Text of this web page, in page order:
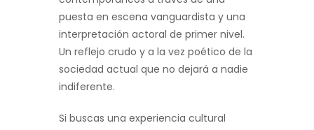
puesta en escena vanguardista y una
interpretación actoral de primer nivel.
Un reflejo crudo y a la vez poético de la
sociedad actual que no dejará a nadie
indiferente.
Si buscas una experiencia cultural